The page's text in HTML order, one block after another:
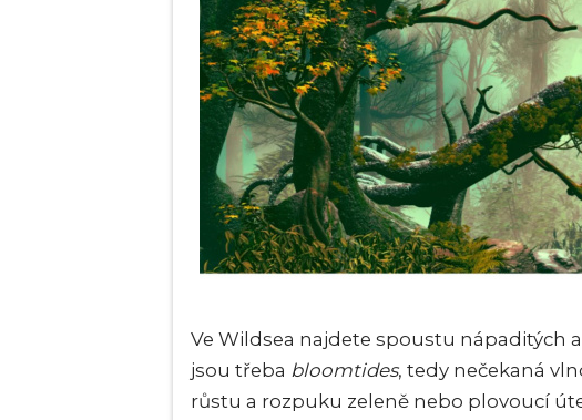
Ve Wildsea najdete spoustu nápaditých
jsou třeba bloomtides, tedy nečekaná
růstu a rozpuku zeleně nebo plovoucí